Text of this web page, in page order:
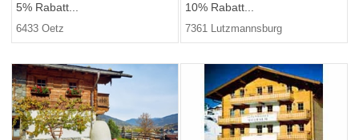
5% Rabatt...
6433 Oetz
10% Rabatt...
7361 Lutzmannsburg